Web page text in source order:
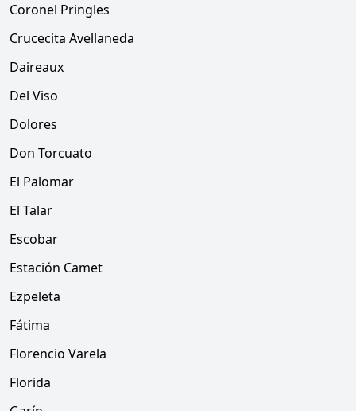
Coronel Pringles
Crucecita Avellaneda
Daireaux
Del Viso
Dolores
Don Torcuato
El Palomar
El Talar
Escobar
Estación Camet
Ezpeleta
Fátima
Florencio Varela
Florida